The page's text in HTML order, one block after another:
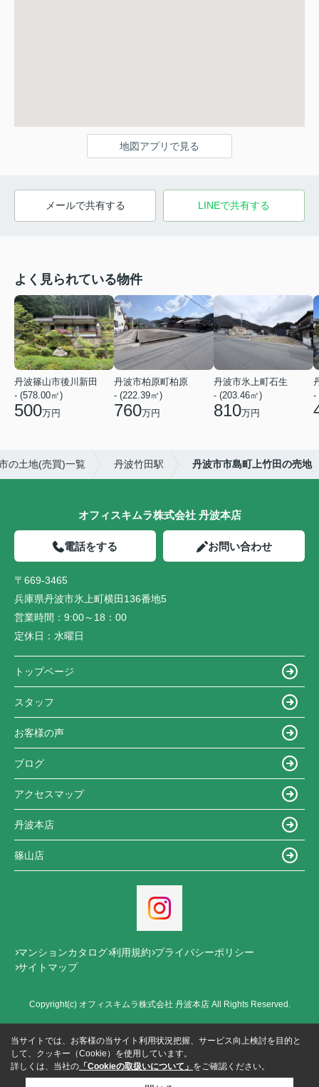
地図アプリで見る
メールで共有する LINEで共有する
よく見られている物件
丹波篠山市後川新田
- (578.00㎡)
500万円
丹波市柏原町柏原
- (222.39㎡)
760万円
丹波市氷上町石生
- (203.46㎡)
810万円
-
の土地(売買)一覧 丹波竹田駅 丹波市市島町上竹田の売地
オフィスキムラ株式会社 丹波本店
電話をする お問い合わせ
〒669-3465
兵庫県丹波市氷上町横田136番地5
営業時間： 9:00～18：00
定休日： 水曜日
トップページ
スタッフ
お客様の声
ブログ
アクセスマップ
丹波本店
篠山店
マンションカタログ 利用規約 プライバシーポリシー
サイトマップ
Copyright(c) オフィスキムラ株式会社 丹波本店 All Rights Reserved.
当サイトでは、お客様の当サイト利用状況把握、サービス向上検討を目的と
して、クッキー（Cookie）を使用しています。
詳しくは、当社の 「Cookieの取扱いについて」 をご確認ください。